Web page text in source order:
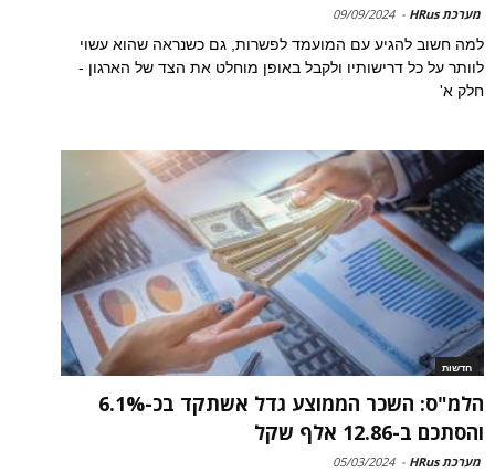
מערכת HRus -
09/09/2024
למה חשוב להגיע עם המועמד לפשרות, גם כשנראה שהוא עשוי
לוותר על כל דרישותיו ולקבל באופן מוחלט את הצד של הארגון -
חלק א'
חדשות
הלמ"ס: השכר הממוצע גדל אשתקד בכ-6.1%
והסתכם ב-12.86 אלף שקל
מערכת HRus -
05/03/2024